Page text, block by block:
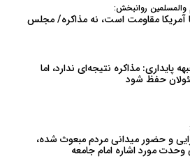
روانبخش:
با آمریکا مقاومت است، نه مذاکره/ مجلس
پایداری: مذاکره نتیجه‌ای ندارد، اما
حفظ شود
و حضور میدانی مردم مبعوث شده،
مورد اشاره امام جامعه